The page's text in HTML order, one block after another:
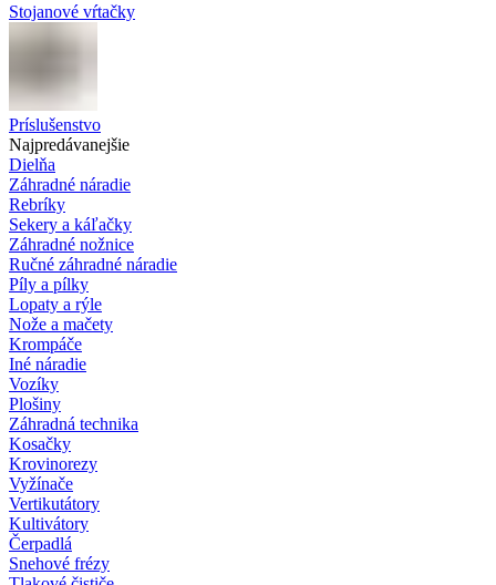
Stojanové vŕtačky
Príslušenstvo
Najpredávanejšie
Dielňa
Záhradné náradie
Rebríky
Sekery a káľačky
Záhradné nožnice
Ručné záhradné náradie
Píly a pílky
Lopaty a rýle
Nože a mačety
Krompáče
Iné náradie
Vozíky
Plošiny
Záhradná technika
Kosačky
Krovinorezy
Vyžínače
Vertikutátory
Kultivátory
Čerpadlá
Snehové frézy